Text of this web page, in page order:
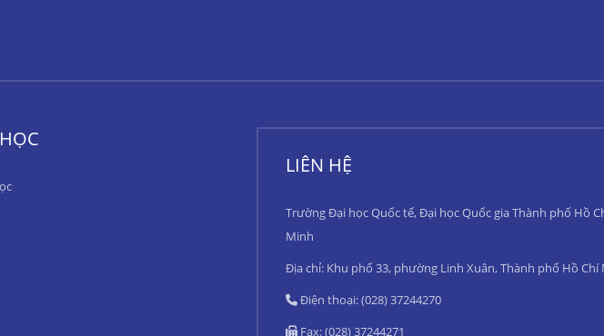
LIÊN HỆ
Trường Đại học Quốc tế, Đại học Quốc gia Thành phố Hồ
Minh
Địa chỉ: Khu phố 33, phường Linh Xuân, Thành phố Hồ Chí
Điện thoại: (028) 37244270
Fax: (028) 37244271